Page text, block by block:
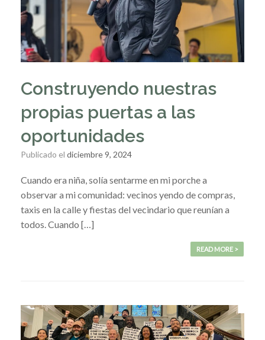
Construyendo nuestras
propias puertas a las
oportunidades
Publicado el diciembre 9, 2024
Cuando era niña, solía sentarme en mi porche a
observar a mi comunidad: vecinos yendo de compras,
taxis en la calle y fiestas del vecindario que reunían a
todos. Cuando […]
READ MORE >